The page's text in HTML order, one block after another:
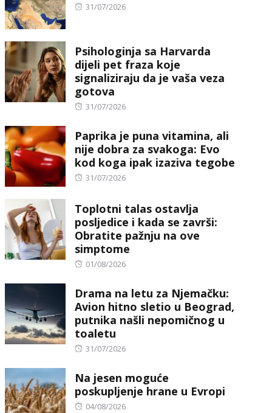
Posted
31/07/2026
Psihologinja sa Harvarda
dijeli pet fraza koje
signaliziraju da je vaša veza
gotova
Posted
31/07/2026
Paprika je puna vitamina, ali
nije dobra za svakoga: Evo
kod koga ipak izaziva tegobe
Posted
31/07/2026
Toplotni talas ostavlja
posljedice i kada se završi:
Obratite pažnju na ove
simptome
Posted
01/08/2026
Drama na letu za Njemačku:
Avion hitno sletio u Beograd,
putnika našli nepomičnog u
toaletu
Posted
31/07/2026
Na jesen moguće
poskupljenje hrane u Evropi
Posted
04/08/2026